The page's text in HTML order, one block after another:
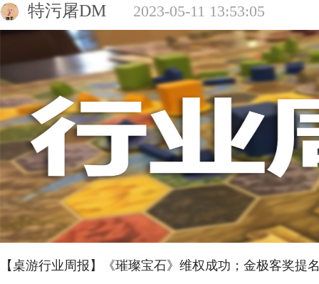
特污屠DM 2023-05-11 13:53:05
【桌游行业周报】《璀璨宝石》维权成功；金极客奖提